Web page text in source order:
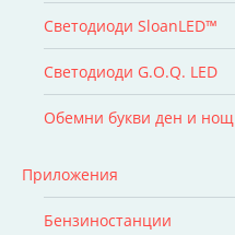
Светодиоди SloanLED™
Светодиоди G.O.Q. LED
Обемни букви ден и нощ
Приложения
Бензиностанции